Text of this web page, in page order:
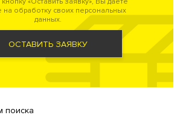
на обработку своих персональных
данных.
ОСТАВИТЬ ЗАЯВКУ
поиска